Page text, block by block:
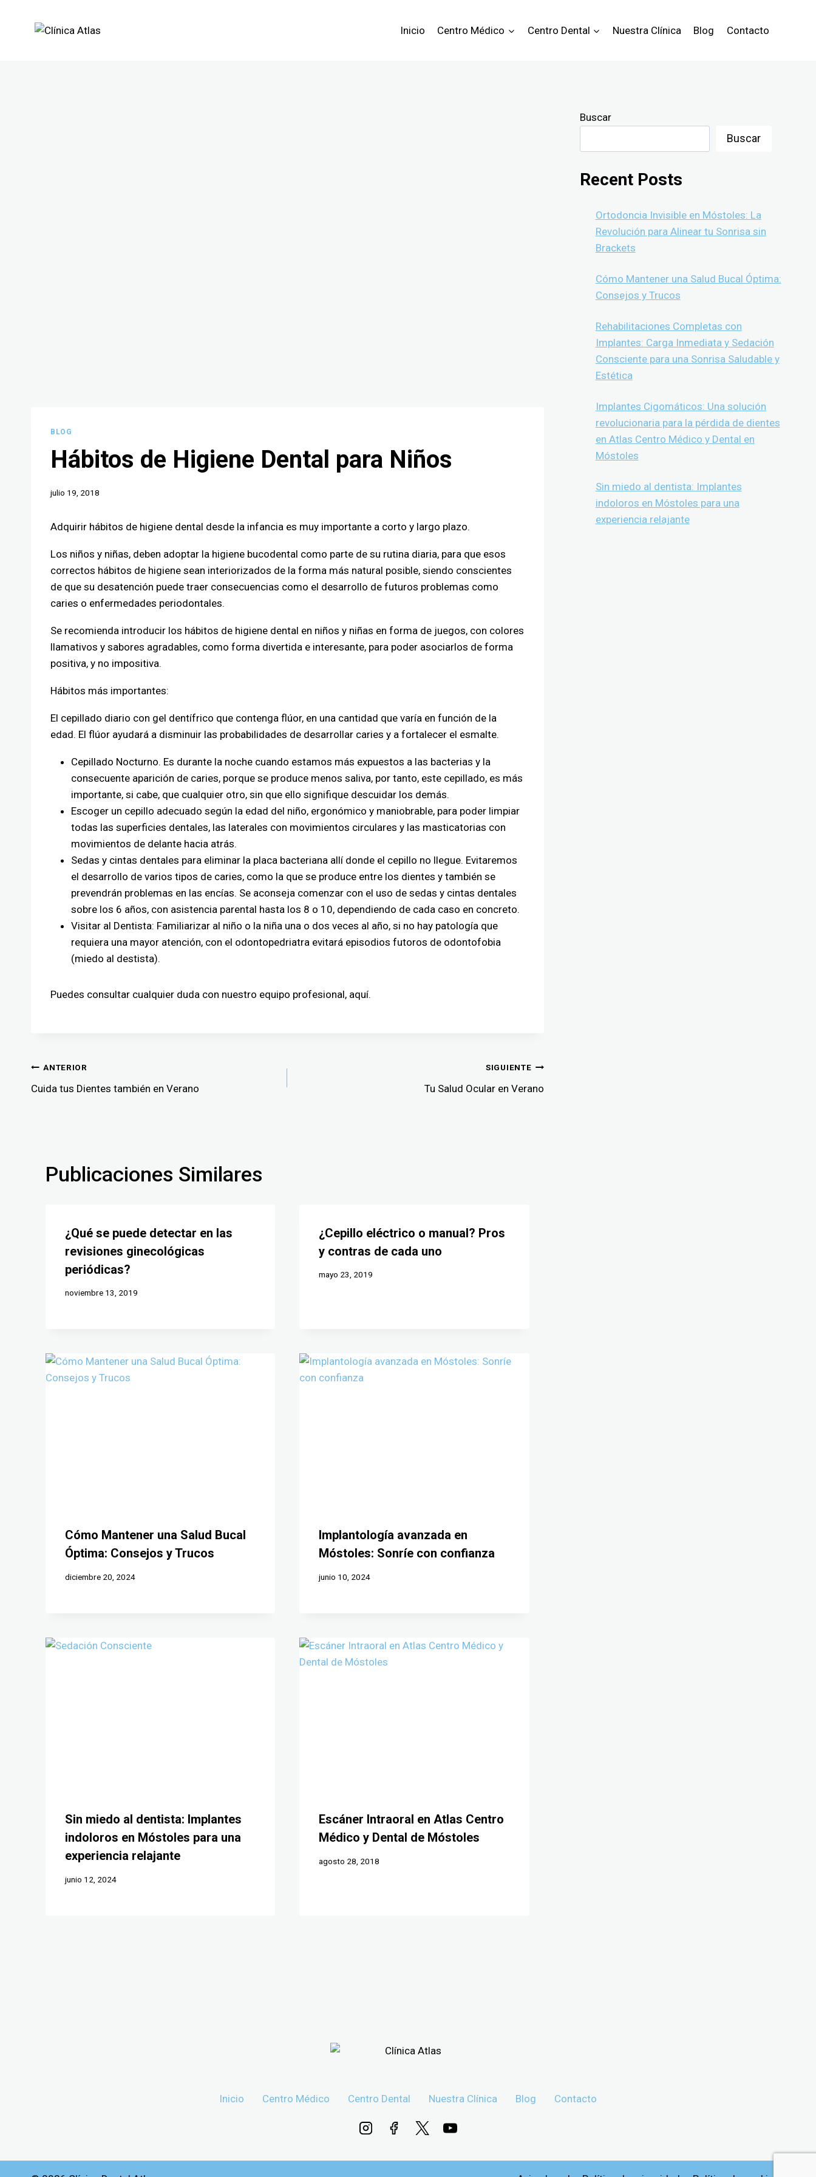
Inicio Centro Médico Centro Dental Nuestra Clínica Blog Contacto
BLOG
Hábitos de Higiene Dental para Niños
julio 19, 2018
Adquirir hábitos de higiene dental desde la infancia es muy importante a corto y largo plazo.
Los niños y niñas, deben adoptar la higiene bucodental como parte de su rutina diaria, para que esos
correctos hábitos de higiene sean interiorizados de la forma más natural posible, siendo conscientes
de que su desatención puede traer consecuencias como el desarrollo de futuros problemas como
caries o enfermedades periodontales.
Se recomienda introducir los hábitos de higiene dental en niños y niñas en forma de juegos, con colores
llamativos y sabores agradables, como forma divertida e interesante, para poder asociarlos de forma
positiva, y no impositiva.
Hábitos más importantes:
El cepillado diario con gel dentífrico que contenga flúor, en una cantidad que varía en función de la
edad. El flúor ayudará a disminuir las probabilidades de desarrollar caries y a fortalecer el esmalte.
Cepillado Nocturno. Es durante la noche cuando estamos más expuestos a las bacterias y la
consecuente aparición de caries, porque se produce menos saliva, por tanto, este cepillado, es más
importante, si cabe, que cualquier otro, sin que ello signifique descuidar los demás.
Escoger un cepillo adecuado según la edad del niño, ergonómico y maniobrable, para poder limpiar
todas las superficies dentales, las laterales con movimientos circulares y las masticatorias con
movimientos de delante hacia atrás.
Sedas y cintas dentales para eliminar la placa bacteriana allí donde el cepillo no llegue. Evitaremos
el desarrollo de varios tipos de caries, como la que se produce entre los dientes y también se
prevendrán problemas en las encías. Se aconseja comenzar con el uso de sedas y cintas dentales
sobre los 6 años, con asistencia parental hasta los 8 o 10, dependiendo de cada caso en concreto.
Visitar al Dentista: Familiarizar al niño o la niña una o dos veces al año, si no hay patología que
requiera una mayor atención, con el odontopedriatra evitará episodios futoros de odontofobia
(miedo al destista).
Puedes consultar cualquier duda con nuestro equipo profesional, aquí.
ANTERIOR
Cuida tus Dientes también en Verano
SIGUIENTE
Tu Salud Ocular en Verano
Publicaciones Similares
¿Qué se puede detectar en las
revisiones ginecológicas
periódicas?
noviembre 13, 2019
¿Cepillo eléctrico o manual? Pros
y contras de cada uno
mayo 23, 2019
Cómo Mantener una Salud Bucal
Óptima: Consejos y Trucos
diciembre 20, 2024
Implantología avanzada en
Móstoles: Sonríe con confianza
junio 10, 2024
Sin miedo al dentista: Implantes
indoloros en Móstoles para una
experiencia relajante
junio 12, 2024
Escáner Intraoral en Atlas Centro
Médico y Dental de Móstoles
agosto 28, 2018
Buscar
Buscar
Recent Posts
Ortodoncia Invisible en Móstoles: La
Revolución para Alinear tu Sonrisa sin
Brackets
Cómo Mantener una Salud Bucal Óptima:
Consejos y Trucos
Rehabilitaciones Completas con
Implantes: Carga Inmediata y Sedación
Consciente para una Sonrisa Saludable y
Estética
Implantes Cigomáticos: Una solución
revolucionaria para la pérdida de dientes
en Atlas Centro Médico y Dental en
Móstoles
Sin miedo al dentista: Implantes
indoloros en Móstoles para una
experiencia relajante
Inicio Centro Médico Centro Dental Nuestra Clínica Blog Contacto